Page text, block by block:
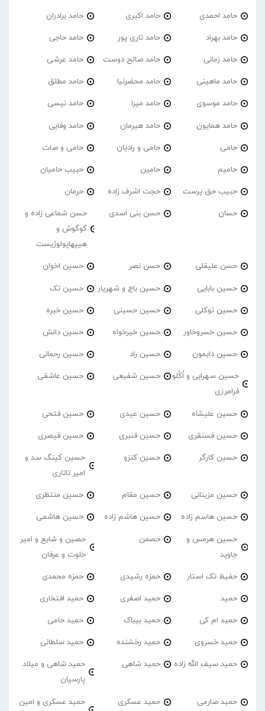
حامد احمدی حامد اکبری حامد برادران
حامد بهراد حامد تاری پور حامد حاجی
حامد زمانی حامد صالح دوست حامد عرشی
حامد ماهینی حامد محضرنیا حامد مطلق
حامد موسوی حامد میرا حامد نیسی
حامد همایون حامد هیرمان حامد وفایی
حامی حامی و رادیان حامی و صات
حامیم حامین حبیب حامیان
حبیب حق پرست حجت اشرف زاده حرمان
حسان حسن بنی اسدی
حسن شماعی زاده و
گوگوش و
هیپهاپولوژیست
حسن علیقلی حسن نصر حسین اخوان
حسین بابایی حسین باج و شهریار حسین تک
حسین توکلی حسین حسینی حسین خبره
حسین خسروخاور حسین خیرخواه حسین دانش
حسین دایمون حسین راد حسین رحمانی
حسین سهرابی و اُکُلو
فرامرزی
حسین شفیعی حسین عاشقی
حسین علیشاه حسین عیدی حسین فتحی
حسین فسنقری حسین قنبری حسین قیصری
حسین کارگر حسین کنزو
حسین کینگ سد و
امیر تاتاری
حسین مزینانی حسین مقام حسین منتظری
حسین هاسم زاده حسین هاشم زاده حسین هاشمی
حسین هرمس و
جاوید
حصمن
حصین و شایع و امیر
خلوت و عرفان
حفیظ تک استار حمزه رشیدی حمزه محمدی
حمید حمید اصغری حمید افتخاری
حمید ام کی حمید بیباک حمید حامی
حمید خسروی حمید رخشنده حمید سلطانی
حمید سیف الله زاده حمید شاهی
حمید شاهی و میلاد
پارسیان
حمید صارمی حمید عسکری
حمید عسکری و امین